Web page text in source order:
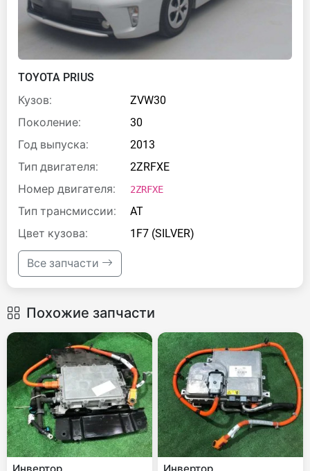
TOYOTA PRIUS
Кузов:
ZVW30
Поколение:
30
Год выпуска:
2013
Тип двигателя:
2ZRFXE
Номер двигателя:
2ZRFXE
Тип трансмиссии:
AT
Цвет кузова:
1F7 (SILVER)
Все запчасти
Похожие запчасти